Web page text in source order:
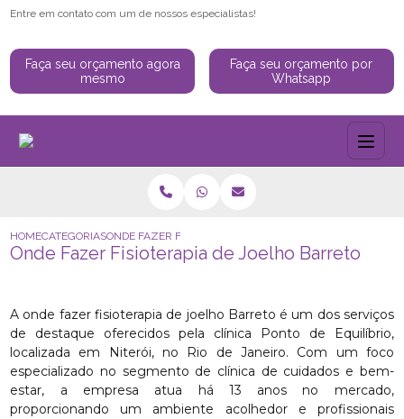
Entre em contato com um de nossos especialistas!
Faça seu orçamento agora
mesmo
Faça seu orçamento por
Whatsapp
HOMECATEGORIASONDE FAZER FISIOTERAPIA DE JOELHO BARRETO
Onde Fazer Fisioterapia de Joelho Barreto
A onde fazer fisioterapia de joelho Barreto é um dos serviços
de destaque oferecidos pela clínica Ponto de Equilíbrio,
localizada em Niterói, no Rio de Janeiro. Com um foco
especializado no segmento de clínica de cuidados e bem-
estar, a empresa atua há 13 anos no mercado,
proporcionando um ambiente acolhedor e profissionais